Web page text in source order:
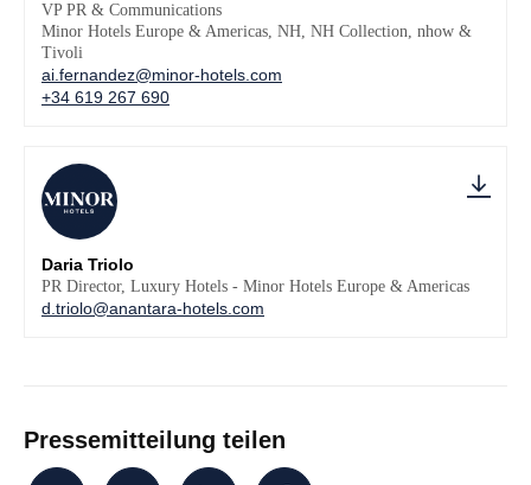
VP PR & Communications
Minor Hotels Europe & Americas, NH, NH Collection, nhow &
Tivoli
ai.fernandez@minor-hotels.com
+34 619 267 690
Daria Triolo
PR Director, Luxury Hotels - Minor Hotels Europe & Americas
d.triolo@anantara-hotels.com
Pressemitteilung teilen